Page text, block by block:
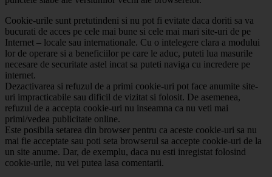
Cookie-urile sunt pretutindeni si nu pot fi evitate daca doriti sa va
bucurati de acces pe cele mai bune si cele mai mari site-uri de pe
Internet – locale sau internationale. Cu o intelegere clara a modului
lor de operare si a beneficiilor pe care le aduc, puteti lua masurile
necesare de securitate astel incat sa puteti naviga cu incredere pe
internet.
Dezactivarea si refuzul de a primi cookie-uri pot face anumite site-
uri impracticabile sau dificil de vizitat si folosit. De asemenea,
refuzul de a accepta cookie-uri nu inseamna ca nu veti mai
primi/vedea publicitate online.
Este posibila setarea din browser pentru ca aceste cookie-uri sa nu
mai fie acceptate sau poti seta browserul sa accepte cookie-uri de la
un site anume. Dar, de exemplu, daca nu esti inregistat folosind
cookie-urile, nu vei putea lasa comentarii.